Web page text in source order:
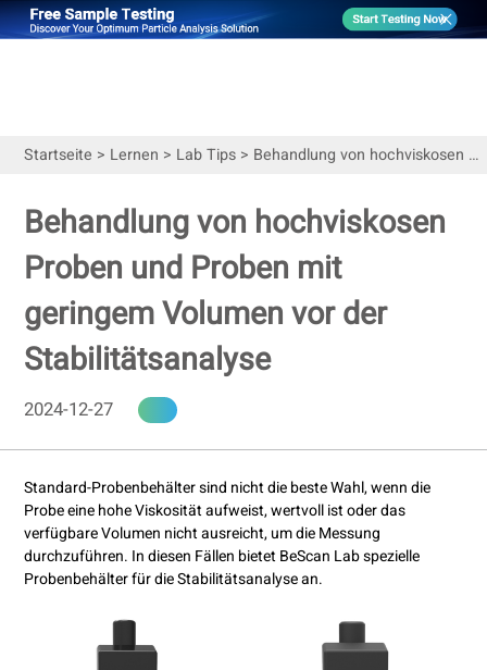
Startseite > Lernen > Lab Tips> Behandlung von hochviskosen Proben und Proben mit geringem Volumen vor der Stabilitätsanalyse
Behandlung von hochviskosen
Proben und Proben mit
geringem Volumen vor der
Stabilitätsanalyse
2024-12-27
Standard-Probenbehälter sind nicht die beste Wahl, wenn die
Probe eine hohe Viskosität aufweist, wertvoll ist oder das
verfügbare Volumen nicht ausreicht, um die Messung
durchzuführen. In diesen Fällen bietet BeScan Lab spezielle
Probenbehälter für die Stabilitätsanalyse an.